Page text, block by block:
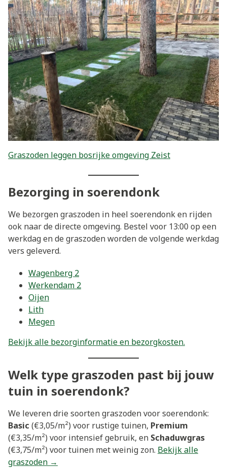
Graszoden leggen bosrijke omgeving Zeist
Bezorging in soerendonk
We bezorgen graszoden in heel soerendonk en rijden
ook naar de directe omgeving. Bestel voor 13:00 op een
werkdag en de graszoden worden de volgende werkdag
vers geleverd.
Wagenberg 2
Werkendam 2
Oijen
Lith
Megen
Bekijk alle bezorginformatie en bezorgkosten.
Welk type graszoden past bij jouw
tuin in soerendonk?
We leveren drie soorten graszoden voor soerendonk:
Basic (€3,05/m²) voor rustige tuinen, Premium
(€3,35/m²) voor intensief gebruik, en Schaduwgras
(€3,75/m²) voor tuinen met weinig zon. Bekijk alle
graszoden →